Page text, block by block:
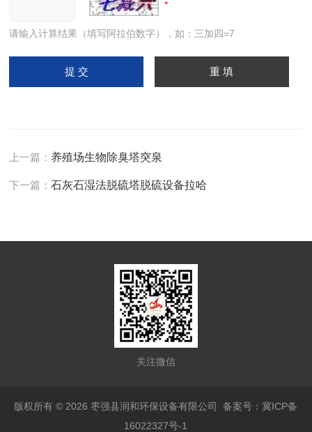
请输入计算结果（填写阿拉伯数字），如：三加四=7
上一篇： 养殖场生物除臭塔突泉
下一篇：石灰石湿法脱硫塔脱硫设备拉哈
关注微信
版权所有 © 2026 枣强县润和环保设备有限公司备案号：冀ICP备
16022327号-1